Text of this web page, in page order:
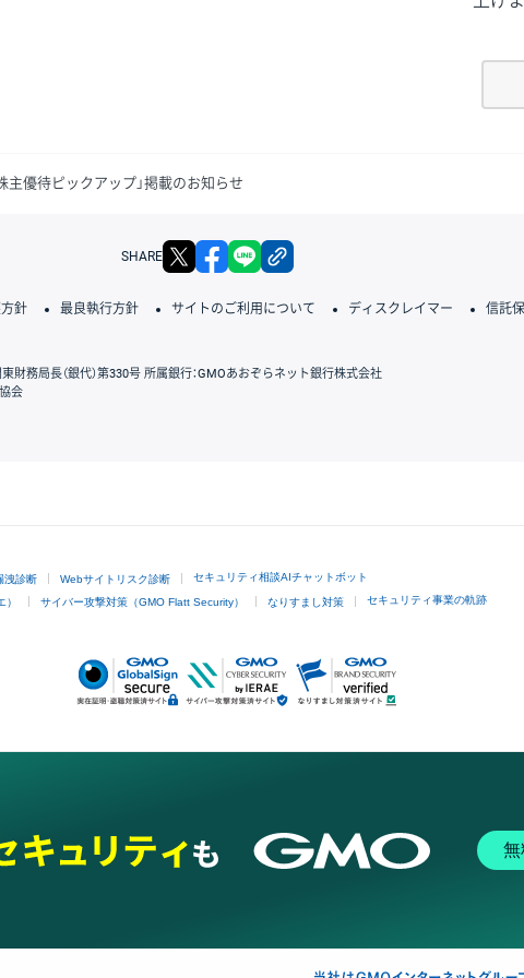
主優待ピックアップ」掲載のお知らせ
SHARE X facebook
針 最良執行方針 サイトのご利用について ディスクレイマー 信託
務局長（銀代）第330号 所属銀行：GMOあおぞらネット銀行株式会社
会
洩診断 Webサイトリスク診断 セキュリティ相談AIチャットボット
サイバー攻撃対策（GMO Flatt Security） なりすまし対策 セキュリティ事業の軌跡
無